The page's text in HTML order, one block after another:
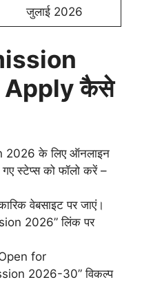
जुलाई 2026
Apply कैसे
के लिए ऑनलाइन
स्टेप्स को फॉलो करें –
वेबसाइट पर जाएं।
2026” लिंक पर
for
2026-30” विकल्प